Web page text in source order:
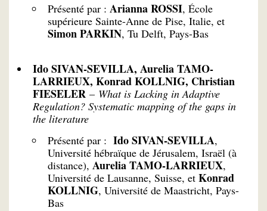
Présenté par : Arianna ROSSI, École
supérieure Sainte-Anne de Pise, Italie, et
Simon PARKIN, Tu Delft, Pays-Bas
Ido SIVAN-SEVILLA, Aurelia TAMO-
LARRIEUX, Konrad KOLLNIG, Christian
FIESELER – What is Lacking in Adaptive
Regulation? Systematic mapping of the gaps in
the literature
Présenté par : Ido SIVAN-SEVILLA,
Université hébraïque de Jérusalem, Israël (à
distance), Aurelia TAMO-LARRIEUX,
Université de Lausanne, Suisse, et Konrad
KOLLNIG, Université de Maastricht, Pays-
Bas